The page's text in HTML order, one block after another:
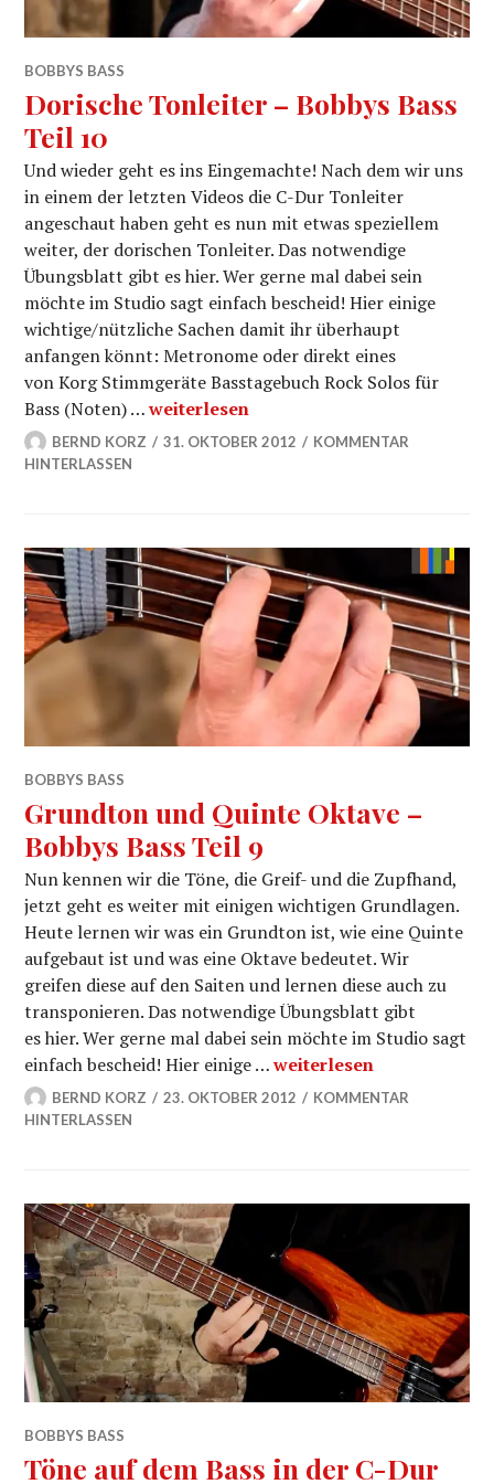
BOBBYS BASS
Dorische Tonleiter – Bobbys Bass
Teil 10
Und wieder geht es ins Eingemachte! Nach dem wir uns
in einem der letzten Videos die C-Dur Tonleiter
angeschaut haben geht es nun mit etwas speziellem
weiter, der dorischen Tonleiter. Das notwendige
Übungsblatt gibt es hier. Wer gerne mal dabei sein
möchte im Studio sagt einfach bescheid! Hier einige
wichtige/nützliche Sachen damit ihr überhaupt
anfangen könnt: Metronome oder direkt eines
von Korg Stimmgeräte Basstagebuch Rock Solos für
Bass (Noten) …Dorische Tonleiter – Bobbys Bass Teil
weiterlesen
BERND KORZ 31. OKTOBER 2012
KOMMENTAR
HINTERLASSEN
BOBBYS BASS
Grundton und Quinte Oktave –
Bobbys Bass Teil 9
Nun kennen wir die Töne, die Greif- und die Zupfhand,
jetzt geht es weiter mit einigen wichtigen Grundlagen.
Heute lernen wir was ein Grundton ist, wie eine Quinte
aufgebaut ist und was eine Oktave bedeutet. Wir
greifen diese auf den Saiten und lernen diese auch zu
transponieren. Das notwendige Übungsblatt gibt
es hier. Wer gerne mal dabei sein möchte im Studio sagt
einfach bescheid! Hier einige …Grundton und Quinte
weiterlesen
BERND KORZ 23. OKTOBER 2012
KOMMENTAR
HINTERLASSEN
BOBBYS BASS
Töne auf dem Bass in der C-Dur